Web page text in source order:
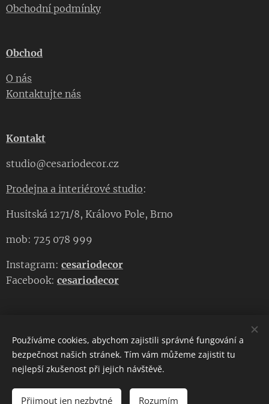
Obchodní podmínky
Obchod
O nás
Kontaktujte nás
Kontakt
studio@cesariodecor.cz
Prodejna a interiérové studio:
Husitská 1271/8, Královo Pole, Brno
mob: 725 078 999
Instagram: cesariodecor
Facebook: cesariodecor
CESARIO DECOR
Copyright 2023CESARIO DECOR. Všechna práva vyhrazena.
Cookies
Používáme cookies, abychom zajistili správné fungování a
bezpečnost našich stránek. Tím vám můžeme zajistit tu
nejlepší zkušenost při jejich návštěvě.
Přijmout jen nezbytné Rozumím